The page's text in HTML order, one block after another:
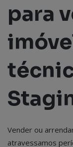
para
Vender ou
atravessamos